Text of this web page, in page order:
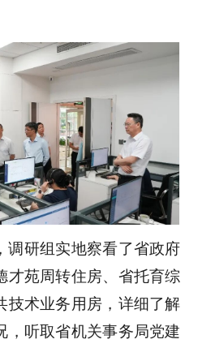
调研组实地察看了省政府
才苑周转住房、省托育综
技术业务用房，详细了解
，听取省机关事务局党建